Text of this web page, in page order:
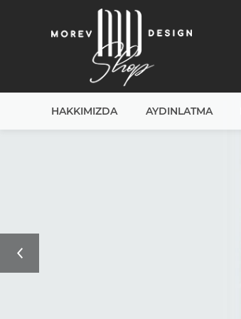
HAKKIMIZDA AYDINLATMA